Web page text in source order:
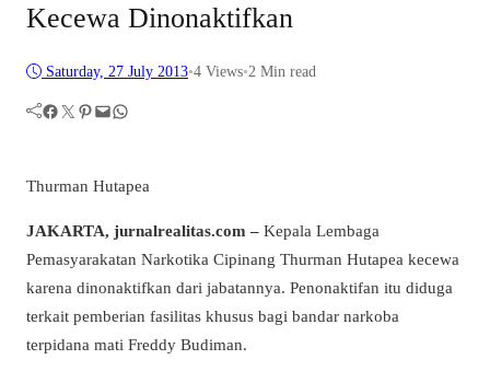
Kecewa Dinonaktifkan
Saturday, 27 July 2013•4 Views•2 Min read
Facebook Twitter Pinterest Mail WhatsApp
Thurman Hutapea
JAKARTA, jurnalrealitas.com – Kepala Lembaga
Pemasyarakatan Narkotika Cipinang Thurman Hutapea kecewa
karena dinonaktifkan dari jabatannya. Penonaktifan itu diduga
terkait pemberian fasilitas khusus bagi bandar narkoba
terpidana mati Freddy Budiman.